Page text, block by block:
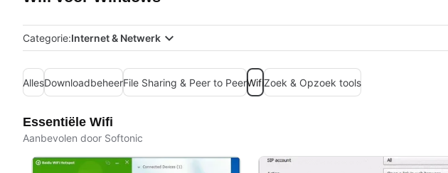
Categorie:Internet & Netwerk
AllesDownloadbeheerFile Sharing & Peer to PeerWifiZoek & Opzoek tools
Essentiële Wifi
Aanbevolen door Softonic